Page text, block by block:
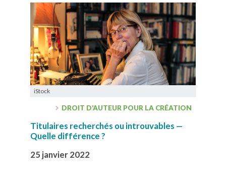
iStock
DROIT D’AUTEUR POUR LA CRÉATION
Titulaires recherchés ou introuvables —
Quelle différence ?
25 janvier 2022